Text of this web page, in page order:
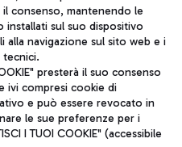
soggetta a direzione e
di Roma 13032990155 P.
vers.
1 - 00054 Fiumicino (RM)
consenso, mantenendo le
installati sul suo dispositivo
alla navigazione sul sito web e i
tecnici.
presterà il suo consenso
ivi compresi cookie di
e può essere revocato in
le sue preferenze per i
I TUOI COOKIE" (accessibile